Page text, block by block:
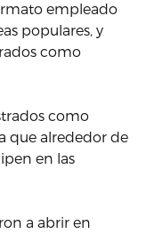
empleado
populares, y
como
como
que alrededor de
en las
a abrir en